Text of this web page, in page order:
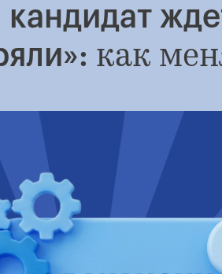
кандидат
как